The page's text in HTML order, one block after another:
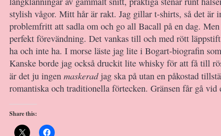
stylish vågor. Mitt hår är rakt. Jag gillar t-shirts, så det är
problemfritt att sadla om och go all Bacall på en dag.
perfekt förevändning. Det vankas till och med rött
ha och inte ha. I morse läste jag lite i Bogart-biografin
Kanske borde jag också druckit lite whisky för att få till
är det ju ingen maskeradjag ska på utan en påkostad
romantiska och traditionella förtecken. Gränsen får gå vid
Share this: